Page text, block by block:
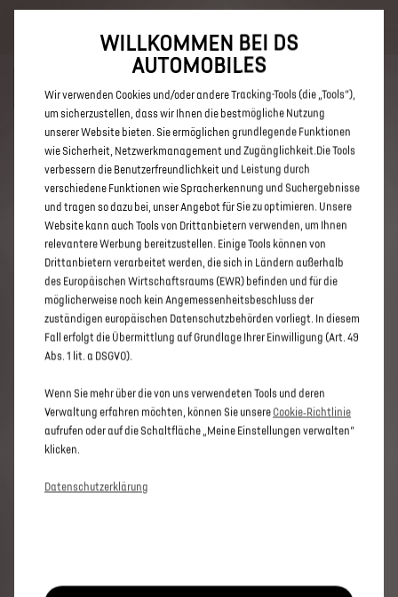
Hybride. Mehr erfahren >>
ENTDECKEN SIE ALLE DS 3 UND
DS 3 CROSSBACK IN
KAISERSLAUTERN
WILLKOMMEN BEI DS
AUTOMOBILES
Wir verwenden Cookies und/oder andere Tracking-Tools (die „Tools“),
um sicherzustellen, dass wir Ihnen die bestmögliche Nutzung
unserer Website bieten. Sie ermöglichen grundlegende Funktionen
wie Sicherheit, Netzwerkmanagement und Zugänglichkeit.Die Tools
verbessern die Benutzerfreundlichkeit und Leistung durch
verschiedene Funktionen wie Spracherkennung und Suchergebnisse
und tragen so dazu bei, unser Angebot für Sie zu optimieren. Unsere
Website kann auch Tools von Drittanbietern verwenden, um Ihnen
relevantere Werbung bereitzustellen. Einige Tools können von
Drittanbietern verarbeitet werden, die sich in Ländern außerhalb
des Europäischen Wirtschaftsraums (EWR) befinden und für die
möglicherweise noch kein Angemessenheitsbeschluss der
zuständigen europäischen Datenschutzbehörden vorliegt. In diesem
Fall erfolgt die Übermittlung auf Grundlage Ihrer Einwilligung (Art. 49
Abs. 1 lit. a DSGVO).
Wenn Sie mehr über die von uns verwendeten Tools und deren
Verwaltung erfahren möchten, können Sie unsere Cookie‑Richtlinie
aufrufen oder auf die Schaltfläche „Meine Einstellungen verwalten“
klicken.
Datenschutzerklärung